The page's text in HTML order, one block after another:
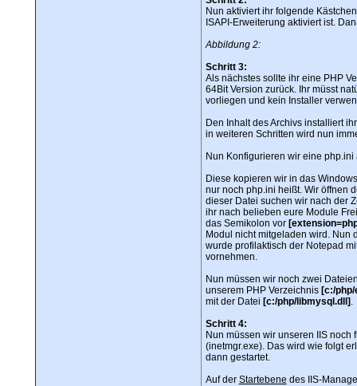
Nun aktiviert ihr folgende
ISAPI-Erweiterung aktiviert ist.
Abbildung 2:
Schritt 3:
Als nächstes sollte ihr eine PHP
64Bit Version zurück. Ihr müsst
vorliegen und kein Installer
Den Inhalt des Archivs installiert
in weiteren Schritten wird nun
Nun Konfigurieren wir eine
Diese kopieren wir in das
nur noch php.ini heißt. Wir öffnen
dieser Datei suchen wir nach der
ihr nach belieben eure Module
das Semikolon vor
Modul nicht mitgeladen wird. Nun
wurde profilaktisch der Notepad
vornehmen.
Nun müssen wir noch zwei
unserem PHP Verzeichnis [c:/
mit der Datei [c:/php/libmysql.dll] .
Schritt 4:
Nun müssen wir unseren IIS
(inetmgr.exe). Das wird wie folgt
dann gestartet.
Auf der Startebene des IIS-